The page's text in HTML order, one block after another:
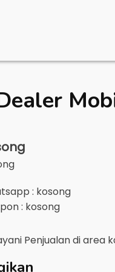
: kosong
: kosong
Penjualan di area